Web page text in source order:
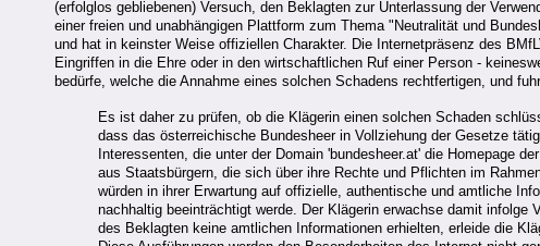
(erfolglos gebliebenen) Versuch, den Beklagten zur Unterlassung der
einer freien und unabhängigen Plattform zum Thema "Neutralität und
und hat in keinster Weise offiziellen Charakter. Die Internetpräsenz des
Eingriffen in die Ehre oder in den wirtschaftlichen Ruf einer Person -
bedürfe, welche die Annahme eines solchen Schadens rechtfertigen, und
Es ist daher zu prüfen, ob die Klägerin einen solchen Schaden
dass das österreichische Bundesheer in Vollziehung der Gesetze
Interessenten, die unter der Domain 'bundesheer.at' die Homepage
aus Staatsbürgern, die sich über ihre Rechte und Pflichten im
würden in ihrer Erwartung auf offizielle, authentische und amtliche
nachhaltig beeinträchtigt werde. Der Klägerin erwachse damit
des Beklagten keine amtlichen Informationen erhielten, erleide die